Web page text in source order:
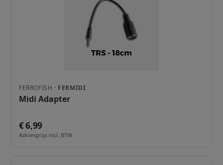
FERROFISH · FERMIDI
Midi Adapter
€ 6,99
Adviesprijs incl. BTW